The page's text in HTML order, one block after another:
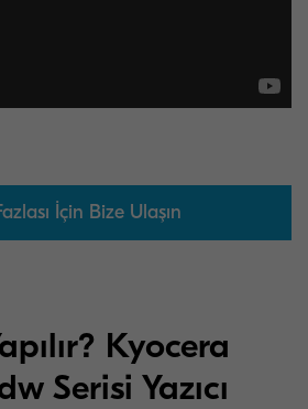
İçin Bize Ulaşın
Kyocera
Serisi Yazıcı